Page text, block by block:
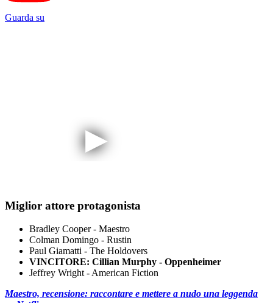
Guarda su
Miglior attore protagonista
Bradley Cooper - Maestro
Colman Domingo - Rustin
Paul Giamatti - The Holdovers
VINCITORE: Cillian Murphy - Oppenheimer
Jeffrey Wright - American Fiction
Maestro, recensione: raccontare e mettere a nudo una leggenda